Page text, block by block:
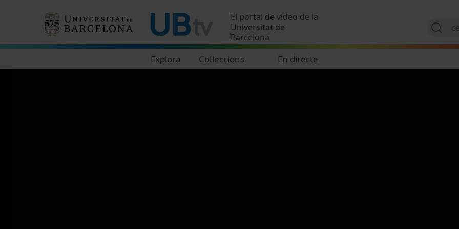
El portal de vídeo de la
Universitat de
Barcelona
Explora Col·leccions En directe